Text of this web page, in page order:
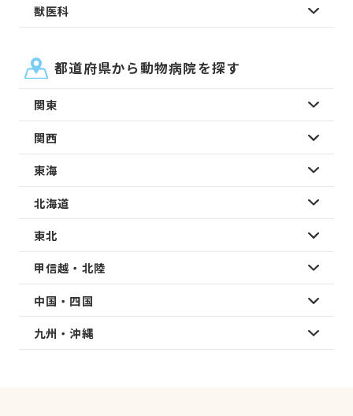
獣医科
都道府県から動物病院を探す
関東
関西
東海
北海道
東北
甲信越・北陸
中国・四国
九州・沖縄